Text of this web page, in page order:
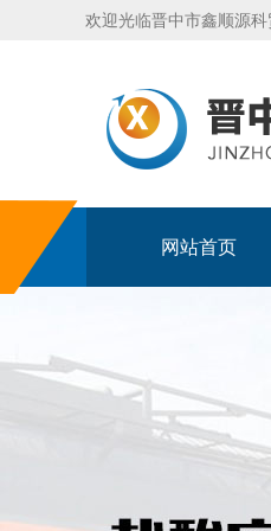
欢迎光临晋中市鑫顺源科
网站首页